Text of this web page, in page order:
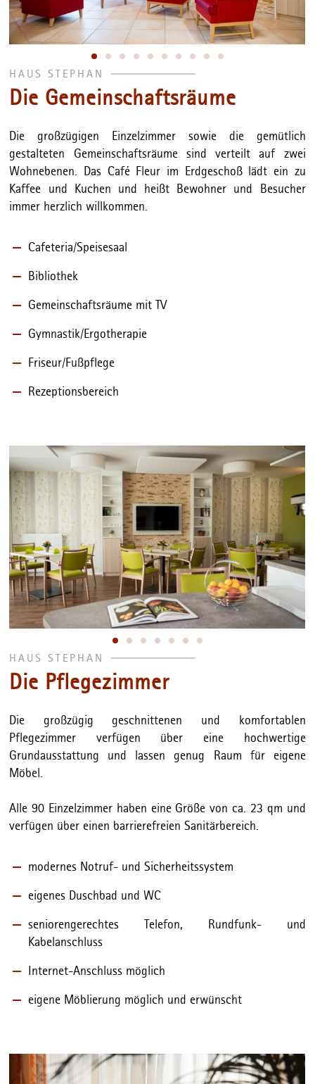
HAUS STEPHAN
Die Gemeinschaftsräume
Die großzügigen Einzelzimmer sowie die gemütlich
gestalteten Gemeinschaftsräume sind verteilt auf zwei
Wohnebenen. Das Café Fleur im Erdgeschoß lädt ein zu
Kaffee und Kuchen und heißt Bewohner und Besucher
immer herzlich willkommen.
Cafeteria/Speisesaal
Bibliothek
Gemeinschaftsräume mit TV
Gymnastik/Ergotherapie
Friseur/Fußpflege
Rezeptionsbereich
HAUS STEPHAN
Die Pflegezimmer
Die großzügig geschnittenen und komfortablen
Pflegezimmer verfügen über eine hochwertige
Grundausstattung und lassen genug Raum für eigene
Möbel.
Alle 90 Einzelzimmer haben eine Größe von ca. 23 qm und
verfügen über einen barrierefreien Sanitärbereich.
modernes Notruf- und Sicherheitssystem
eigenes Duschbad und WC
seniorengerechtes Telefon, Rundfunk- und
Kabelanschluss
Internet-Anschluss möglich
eigene Möblierung möglich und erwünscht